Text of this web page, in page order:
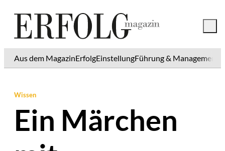
Aus dem MagazinErfolgEinstellungFührung & Management
Wissen
Ein Märchen